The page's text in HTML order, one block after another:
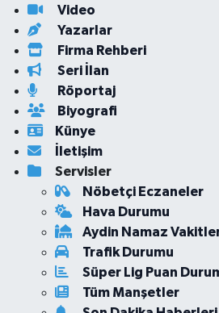
Video
Yazarlar
Firma Rehberi
Seri İlan
Röportaj
Biyografi
Künye
İletişim
Servisler
Nöbetçi Eczaneler
Hava Durumu
Aydin Namaz
Trafik Durumu
Süper Lig Puan
Tüm Manşetler